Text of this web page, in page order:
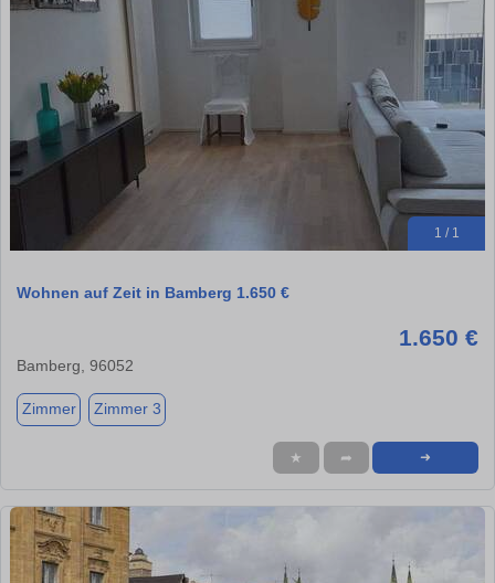
1 / 1
Wohnen auf Zeit in Bamberg 1.650 €
1.650 €
Bamberg, 96052
Zimmer Zimmer 3
★ ➦ ➜